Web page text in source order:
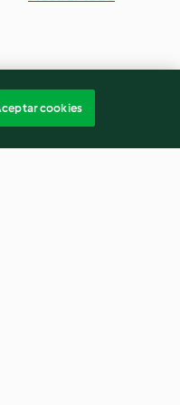
cookies